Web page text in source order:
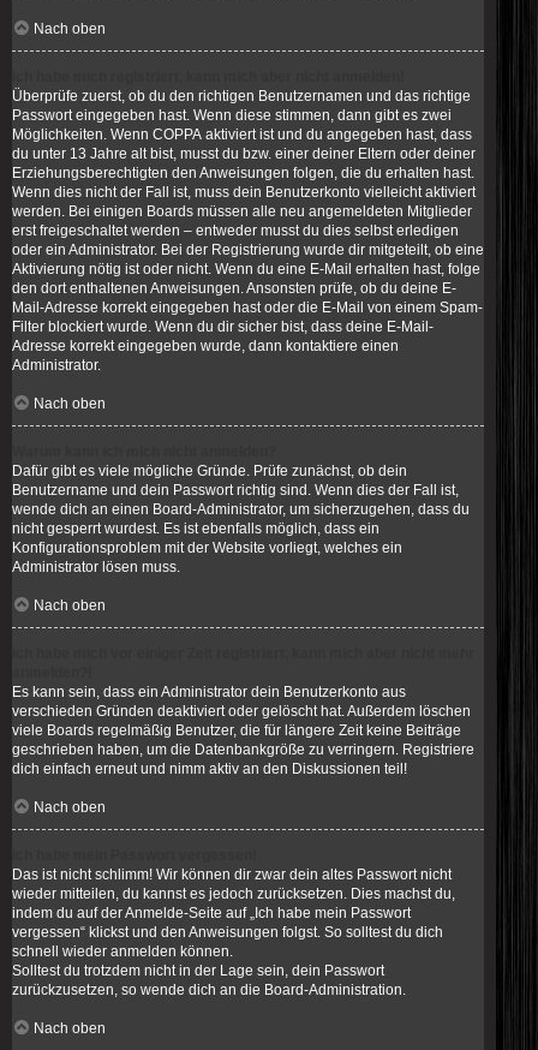
Nach oben
Überprüfe zuerst, ob du den richtigen Benutzernamen und das richtige
Passwort eingegeben hast. Wenn diese stimmen, dann gibt es zwei
Möglichkeiten. Wenn COPPA aktiviert ist und du angegeben hast, dass
du unter 13 Jahre alt bist, musst du bzw. einer deiner Eltern oder deiner
Erziehungsberechtigten den Anweisungen folgen, die du erhalten hast.
Wenn dies nicht der Fall ist, muss dein Benutzerkonto vielleicht aktiviert
werden. Bei einigen Boards müssen alle neu angemeldeten Mitglieder
erst freigeschaltet werden – entweder musst du dies selbst erledigen
oder ein Administrator. Bei der Registrierung wurde dir mitgeteilt, ob eine
Aktivierung nötig ist oder nicht. Wenn du eine E-Mail erhalten hast, folge
den dort enthaltenen Anweisungen. Ansonsten prüfe, ob du deine E-
Mail-Adresse korrekt eingegeben hast oder die E-Mail von einem Spam-
Filter blockiert wurde. Wenn du dir sicher bist, dass deine E-Mail-
Adresse korrekt eingegeben wurde, dann kontaktiere einen
Administrator.
Nach oben
Dafür gibt es viele mögliche Gründe. Prüfe zunächst, ob dein
Benutzername und dein Passwort richtig sind. Wenn dies der Fall ist,
wende dich an einen Board-Administrator, um sicherzugehen, dass du
nicht gesperrt wurdest. Es ist ebenfalls möglich, dass ein
Konfigurationsproblem mit der Website vorliegt, welches ein
Administrator lösen muss.
Nach oben
Es kann sein, dass ein Administrator dein Benutzerkonto aus
verschieden Gründen deaktiviert oder gelöscht hat. Außerdem löschen
viele Boards regelmäßig Benutzer, die für längere Zeit keine Beiträge
geschrieben haben, um die Datenbankgröße zu verringern. Registriere
dich einfach erneut und nimm aktiv an den Diskussionen teil!
Nach oben
Das ist nicht schlimm! Wir können dir zwar dein altes Passwort nicht
wieder mitteilen, du kannst es jedoch zurücksetzen. Dies machst du,
indem du auf der Anmelde-Seite auf „Ich habe mein Passwort
vergessen“ klickst und den Anweisungen folgst. So solltest du dich
schnell wieder anmelden können.
Solltest du trotzdem nicht in der Lage sein, dein Passwort
zurückzusetzen, so wende dich an die Board-Administration.
Nach oben